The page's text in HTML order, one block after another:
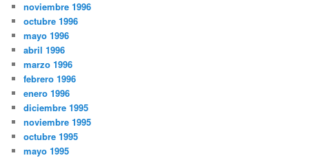
noviembre 1996
octubre 1996
mayo 1996
abril 1996
marzo 1996
febrero 1996
enero 1996
diciembre 1995
noviembre 1995
octubre 1995
mayo 1995